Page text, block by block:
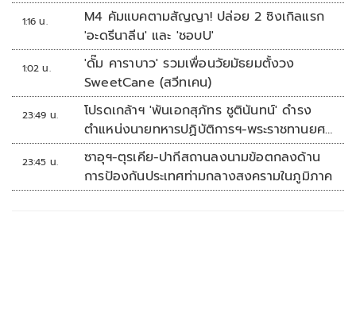
1:16 น.
M4 คัมแบคตามสัญญา! ปล่อย 2 ซิงเกิลแรก
'อะดรีนาลีน' และ 'ชอบU'
1:02 น.
'ดั๊ม คาราบาว' รวมเพื่อนวัยมัธยมตั้งวง
SweetCane (สวีทเคน)
23:49 น.
โปรดเกล้าฯ 'พันเอกสุภัทร ชูตินันทน์' ดำรง
ตำแหน่งนายทหารปฏิบัติการฯ-พระราชทานยศ
'พลตรี'
23:45 น.
ซาอุฯ-ตุรเคีย-ปากีสถานลงนามข้อตกลงด้าน
การป้องกันประเทศท่ามกลางสงครามในภูมิภาค